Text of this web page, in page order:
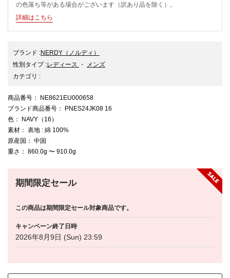
の色落ち等がある場合がございます（訳あり品を除く）。
詳細はこちら
ブランド :NERDY （ノルディ）
性別タイプ:レディース ・
メンズ
カテゴリ :
商品番号 ： NE8621EU000658
ブランド商品番号 ： PNES24JK08 16
色 ： NAVY（16）
素材 ： 表地 : 綿 100%
原産国 ： 中国
重さ ： 860.0g 〜 910.0g
期間限定セール
この商品は期間限定セール対象商品です。
キャンペーン終了日時
2026年8月9日 (Sun) 23:59